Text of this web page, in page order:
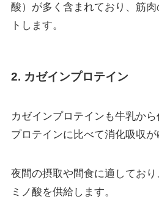
酸）が多く含まれており、筋
トします。
2. カゼインプロテイン
カゼインプロテインも牛乳か
プロテインに比べて消化吸収が
夜間の摂取や間食に適してお
ミノ酸を供給します。